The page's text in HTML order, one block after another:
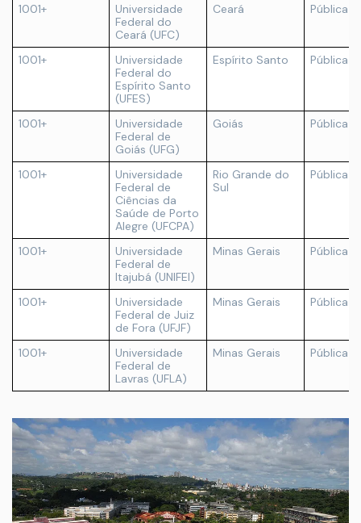
1001+
Universidade
Federal do
Ceará (UFC)
Ceará Pública
1001+
Universidade
Federal do
Espírito Santo
(UFES)
Espírito Santo Pública
1001+
Universidade
Federal de
Goiás (UFG)
Goiás Pública
1001+
Universidade
Federal de
Ciências da
Saúde de Porto
Alegre (UFCPA)
Rio Grande do
Sul
Pública
1001+
Universidade
Federal de
Itajubá (UNIFEI)
Minas Gerais Pública
1001+
Universidade
Federal de Juiz
de Fora (UFJF)
Minas Gerais Pública
1001+
Universidade
Federal de
Lavras (UFLA)
Minas Gerais Pública